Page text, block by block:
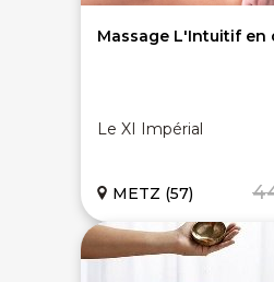
Massage L'Intuitif en
Le XI Impérial
METZ (57)